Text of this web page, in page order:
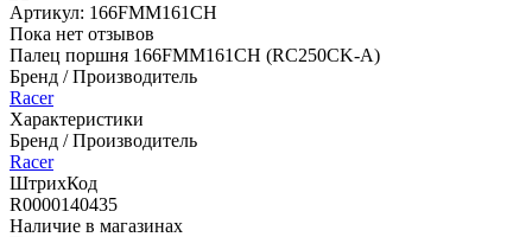
Артикул: 166FMM161CH
Пока нет отзывов
Палец поршня 166FMM161CH (RC250CK-A)
Бренд / Производитель
Racer
Характеристики
Бренд / Производитель
Racer
ШтрихКод
R0000140435
Наличие в магазинах